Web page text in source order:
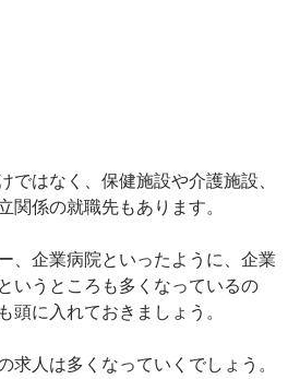
ではなく、保健施設や介護施設、
関係の就職先もあります。
、企業病院といったように、企業
いうところも多くなっているの
頭に入れておきましょう。
求人は多くなっていくでしょう。